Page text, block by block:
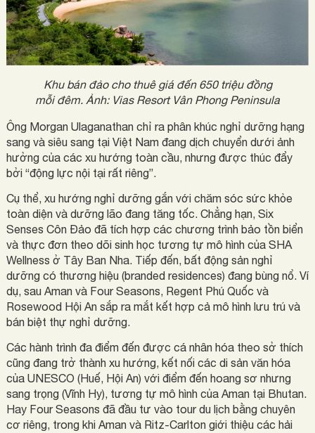
Khu bán đảo cho thuê giá đến 650 triệu đồng
mỗi đêm. Ảnh: Vias Resort Vân Phong Peninsula
Ông Morgan Ulaganathan chỉ ra phân khúc nghỉ dưỡng hạng
sang và siêu sang tại Việt Nam đang dịch chuyển dưới ảnh
hưởng của các xu hướng toàn cầu, nhưng được thúc đẩy
bởi “động lực nội tại rất riêng”.
Cụ thể, xu hướng nghỉ dưỡng gắn với chăm sóc sức khỏe
toàn diện và dưỡng lão đang tăng tốc. Chẳng hạn, Six
Senses Côn Đảo đã tích hợp các chương trình bảo tồn biển
và thực đơn theo dõi sinh học tương tự mô hình của SHA
Wellness ở Tây Ban Nha. Tiếp đến, bất động sản nghỉ
dưỡng có thương hiệu (branded residences) đang bùng nổ. Ví
dụ, sau Aman và Four Seasons, Regent Phú Quốc và
Rosewood Hội An sắp ra mắt kết hợp cả mô hình lưu trú và
bán biệt thự nghỉ dưỡng.
Các hành trình đa điểm đến được cá nhân hóa theo sở thích
cũng đang trở thành xu hướng, kết nối các di sản văn hóa
của UNESCO (Huế, Hội An) với điểm đến hoang sơ nhưng
sang trọng (Vĩnh Hy), tương tự mô hình của Aman tại Bhutan.
Hay Four Seasons đã đầu tư vào tour du lịch bằng chuyên
cơ riêng, trong khi Aman và Ritz-Carlton giới thiệu các hải